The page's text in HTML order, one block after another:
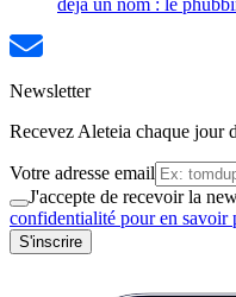
déjà un nom : le
Newsletter
Recevez Aleteia chaque jour
Votre adresse email
J'accepte de recevoir la
confidentialité pour en savoir
S'inscrire